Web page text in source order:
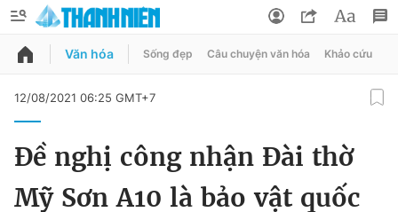
QUẢNG CÁO
Chuyên mục
Đổi mật khẩu
Tin đã lưu
Văn hóa Sống đẹp Câu chuyện văn hóa Khảo cứu
12/08/2021 06:25 GMT+7
Đề nghị công nhận Đài thờ
Mỹ Sơn A10 là bảo vật quốc